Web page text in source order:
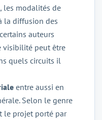
les modalités de
la diffusion des
auteurs
visibilité peut être
quels circuits il
entre aussi en
Selon le genre
le projet porté par